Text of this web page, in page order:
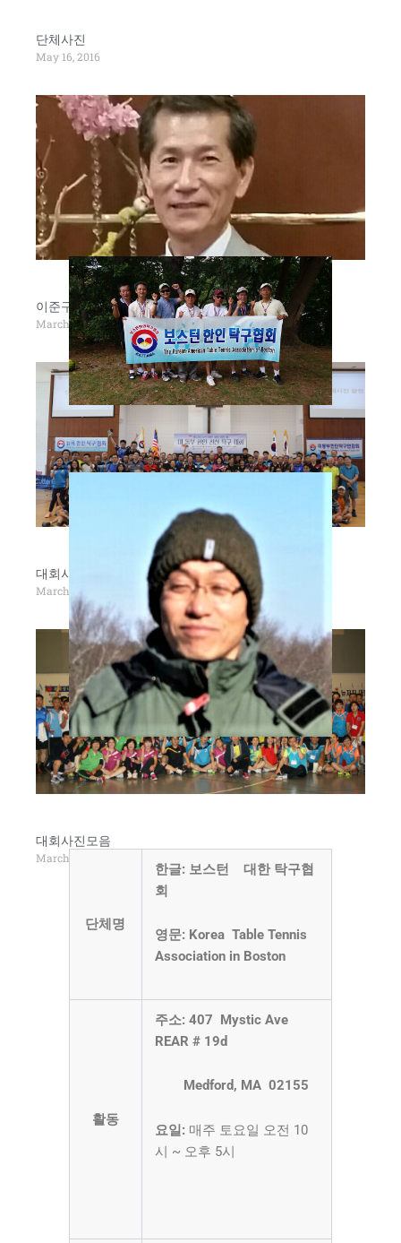
단체사진
May 16, 2016
이준구 신임회장
March 25, 2016
대회사진모음
March 25, 2016
대회사진모음
March 25, 2016
사진 더보기
단체명
한글: 보스턴 대한 탁구협
회
영문: Korea Table Tennis
Association in Boston
활동
주소:407 Mystic Ave
REAR # 19d
Medford, MA 02155
요일: 매주 토요일 오전 10
시 ~ 오후 5시